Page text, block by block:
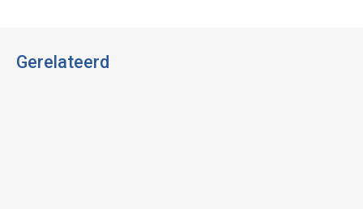
Gerelateerd